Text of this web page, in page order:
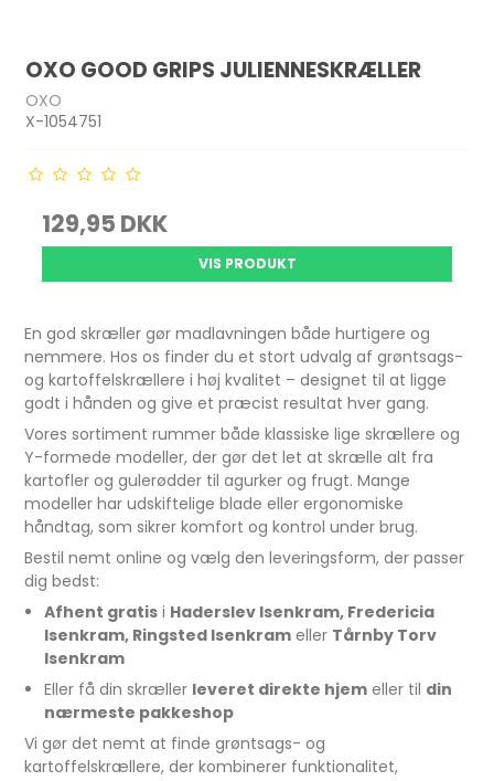
OXO GOOD GRIPS JULIENNESKRÆLLER
OXO
X-1054751
129,95 DKK
VIS PRODUKT
En god skræller gør madlavningen både hurtigere og
nemmere. Hos os finder du et stort udvalg af grøntsags-
og kartoffelskrællere i høj kvalitet – designet til at ligge
godt i hånden og give et præcist resultat hver gang.
Vores sortiment rummer både klassiske lige skrællere og
Y-formede modeller, der gør det let at skrælle alt fra
kartofler og gulerødder til agurker og frugt. Mange
modeller har udskiftelige blade eller ergonomiske
håndtag, som sikrer komfort og kontrol under brug.
Bestil nemt online og vælg den leveringsform, der passer
dig bedst:
Afhent gratisi Haderslev Isenkram, Fredericia
Isenkram, Ringsted Isenkrameller Tårnby Torv
Isenkram
Eller få din skræller leveret direkte hjemeller til din
nærmeste pakkeshop
Vi gør det nemt at finde grøntsags- og
kartoffelskrællere, der kombinerer funktionalitet,